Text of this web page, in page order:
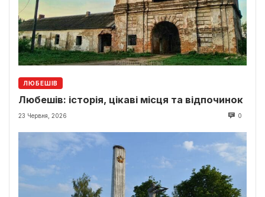
ЛЮБЕШІВ
Любешів: історія, цікаві місця та відпочинок
23 Червня, 2026 0